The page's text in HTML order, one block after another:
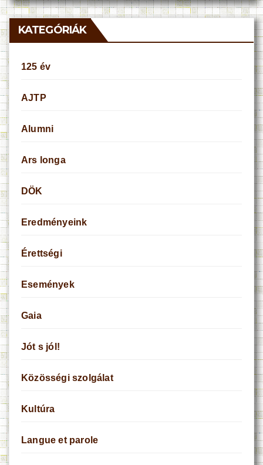
KATEGÓRIÁK
125 év
AJTP
Alumni
Ars longa
DÖK
Eredményeink
Érettségi
Események
Gaia
Jót s jól!
Közösségi szolgálat
Kultúra
Langue et parole